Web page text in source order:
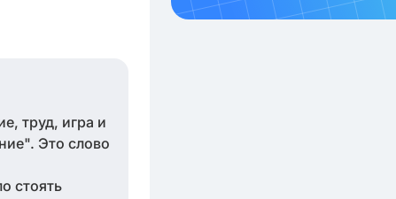
труд, игра и
Это слово
стоять